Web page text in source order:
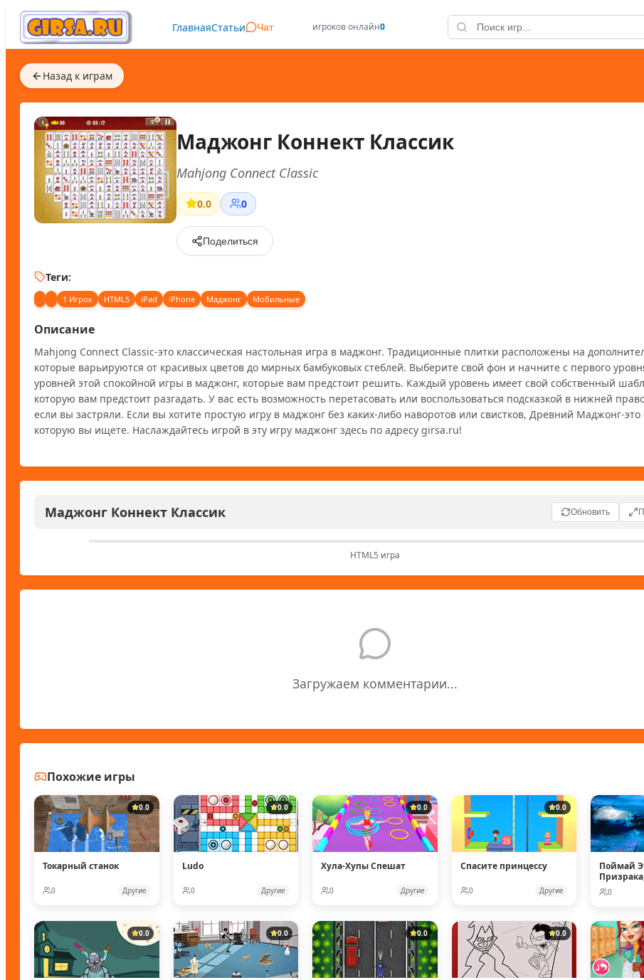
ГлавнаяСтатьи Чат игроков онлайн0
Назад к играм
Маджонг Коннект Классик
Mahjong Connect Classic
0.0 0
Поделиться
Теги:
1 Игрок HTML5 iPad iPhone Маджонг Мобильные
Описание
Mahjong Connect Classic-это классическая настольная игра в маджонг. Традиционные плитки расположены на
которые варьируются от красивых цветов до мирных бамбуковых стеблей. Выберите свой фон и начните с первого
уровней этой спокойной игры в маджонг, которые вам предстоит решить. Каждый уровень имеет свой собственный
которую вам предстоит разгадать. У вас есть возможность перетасовать или воспользоваться подсказкой в нижней
если вы застряли. Если вы хотите простую игру в маджонг без каких-либо наворотов или свистков, Древний Маджонг-
которую вы ищете. Наслаждайтесь игрой в эту игру маджонг здесь по адресу girsa.ru!
Маджонг Коннект Классик Обновить
HTML5 игра
Загружаем комментарии...
Похожие игры
0.0
Токарный станок
0 Другие
0.0
Ludo
0 Другие
0.0
Хула-Хупы Спешат
0 Другие
0.0
Спасите принцессу
0 Другие
Поймай
0
0.0 0.0 0.0 0.0